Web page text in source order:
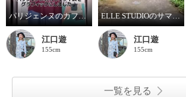
パリジェンヌのカフェタイム
江口遊
155cm
ELLE STUDIOのサマーTシャツ
江口遊
155cm
一覧を見る